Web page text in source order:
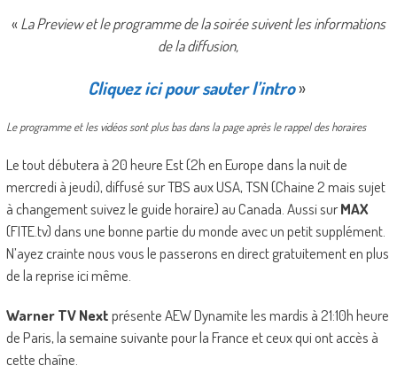
«La Preview et le programme de la soirée suivent les informations
de la diffusion,
Cliquez ici pour sauter l’intro»
Le programme et les vidéos sont plus bas dans la page après le rappel des horaires
Le tout débutera à 20 heure Est (2h en Europe dans la nuit de
mercredi à jeudi), diffusé sur TBS aux USA, TSN (Chaine 2 mais sujet
à changement suivez le guide horaire) au Canada. Aussi surMAX
(FITE.tv) dans une bonne partie du monde avec un petit supplément.
N’ayez crainte nous vous le passerons en direct gratuitement en plus
de la reprise ici même.
Warner TV Nextprésente AEW Dynamite les mardis à 21:10h heure
de Paris, la semaine suivante pour la France et ceux qui ont accès à
cette chaîne.